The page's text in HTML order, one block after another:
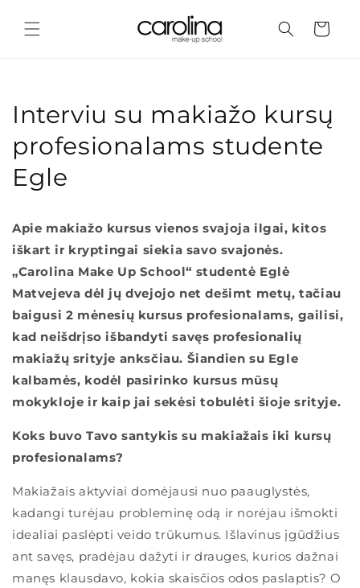
turinį
Krepšelis
Interviu su makiažo kursų
profesionalams studente
Egle
Apie makiažo kursus vienos svajoja ilgai, kitos
iškart ir kryptingai siekia savo svajonės.
„Carolina Make Up School“ studentė Eglė
Matvejeva dėl jų dvejojo net dešimt metų, tačiau
baigusi 2 mėnesių kursus profesionalams, gailisi,
kad neišdrįso išbandyti savęs profesionalių
makiažų srityje anksčiau. Šiandien su Egle
kalbamės, kodėl pasirinko kursus mūsų
mokykloje ir kaip jai sekėsi tobulėti šioje srityje.
Koks buvo Tavo santykis su makiažais iki kursų
profesionalams?
Makiažais aktyviai domėjausi nuo paauglystės,
kadangi turėjau probleminę odą ir norėjau išmokti
idealiai paslėpti veido trūkumus. Išlavinus įgūdžius
ant savęs, pradėjau dažyti ir drauges, kurios dažnai
manęs klausdavo, kokia skaisčios odos paslaptis? O